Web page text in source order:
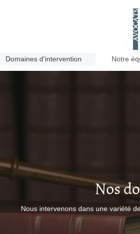
Domaines d'intervention Notre
Nos
Nous intervenons dans une variété